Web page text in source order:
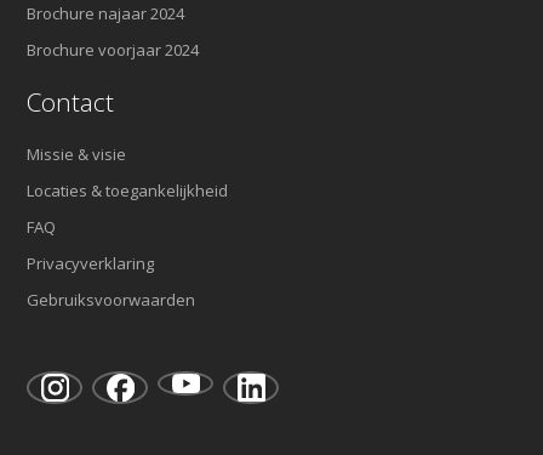
Brochure najaar 2024
Brochure voorjaar 2024
Contact
Missie & visie
Locaties & toegankelijkheid
FAQ
Privacyverklaring
Gebruiksvoorwaarden